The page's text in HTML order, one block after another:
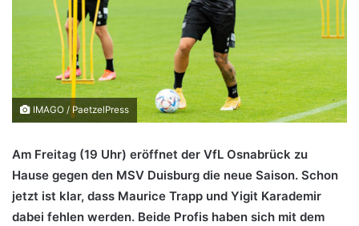
IMAGO / PaetzelPress
Am Freitag (19 Uhr) eröffnet der VfL Osnabrück zu
Hause gegen den MSV Duisburg die neue Saison. Schon
jetzt ist klar, dass Maurice Trapp und Yigit Karademir
dabei fehlen werden. Beide Profis haben sich mit dem